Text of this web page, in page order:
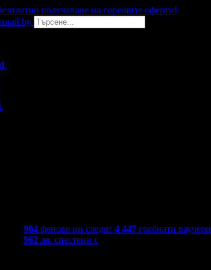
получаване на горещите оферти!
.
.
904 фенове ни следят 4 447 грабнати ваучери
962лв. спестени с